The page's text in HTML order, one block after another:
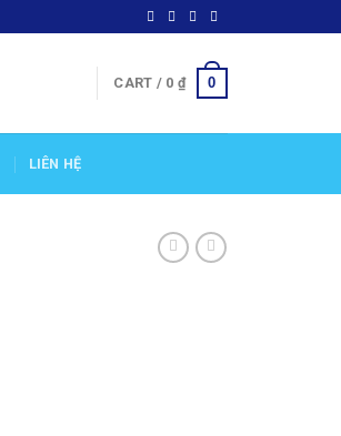
CART / 0 ₫ 0
LIÊN HỆ